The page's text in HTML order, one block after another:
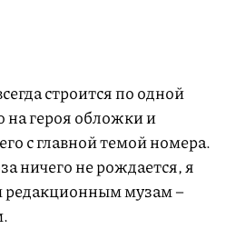
строится по одной
на героя обложки и
с главной темой номера.
ничего не рождается, я
редакционным музам –